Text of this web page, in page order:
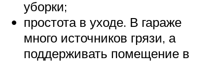
уборки;
простота в уходе. В гараже
много источников грязи, а
поддерживать помещение в